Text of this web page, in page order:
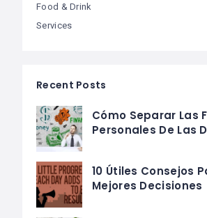
Food & Drink
Services
Recent Posts
Cómo Separar Las
Personales De Las
10 Útiles Consejos
Mejores Decisiones